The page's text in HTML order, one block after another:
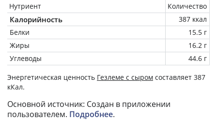
Нутриент
Количество
Калорийность
387 ккал
Белки
15.5 г
Жиры
16.2 г
Углеводы
44.6 г
Энергетическая ценность Гезлеме с сыром составляет 387
кКал.
Основной источник: Создан в приложении
пользователем. Подробнее.